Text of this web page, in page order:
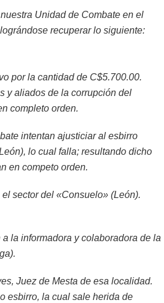
Unidad de Combate en el
recuperar lo siguiente:
por la cantidad de C$5.700.00.
y aliados de la corrupción del
completo orden.
intentan ajusticiar al esbirro
lo cual falla; resultando dicho
en competo orden.
sector del «Consuelo» (León).
la informadora y colaboradora de la
Juez de Mesta de esa localidad.
esbirro, la cual sale herida de